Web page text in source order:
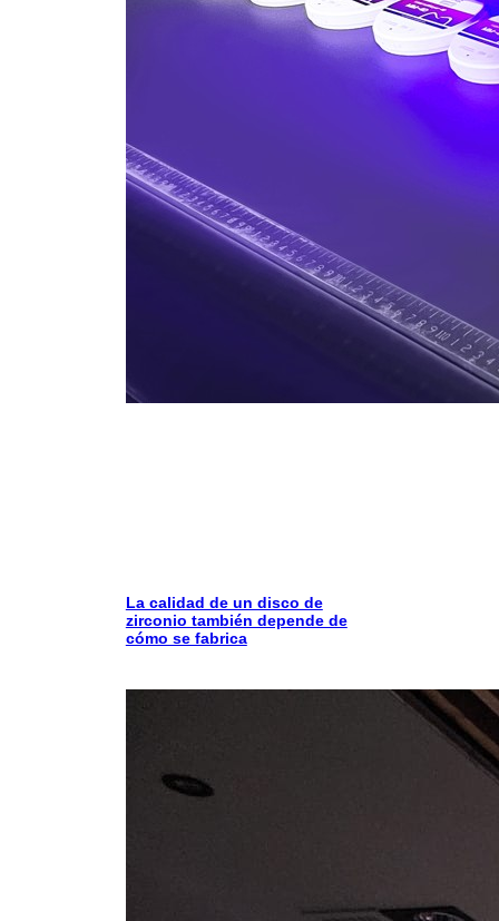
La calidad de un disco de
zirconio también depende de
cómo se fabrica